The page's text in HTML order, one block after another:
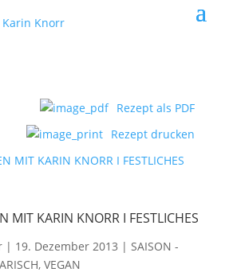
Rezept als PDF
Rezept drucken
MIT KARIN KNORR I FESTLICHES
| 19. Dezember 2013 | SAISON -
VEGAN